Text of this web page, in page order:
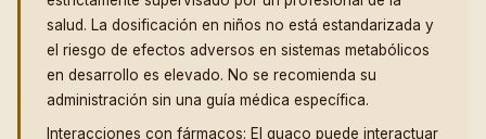
salud. La dosificación en niños no está estandarizada y
el riesgo de efectos adversos en sistemas metabólicos
en desarrollo es elevado. No se recomienda su
administración sin una guía médica específica.
Interacciones con fármacos: El guaco puede interactuar